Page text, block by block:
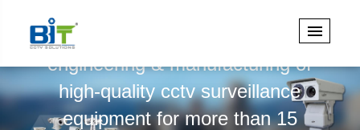
Specializuje se na design,
engineering & manufacturing of
high-quality cctv surveillance
equipment for more than 15